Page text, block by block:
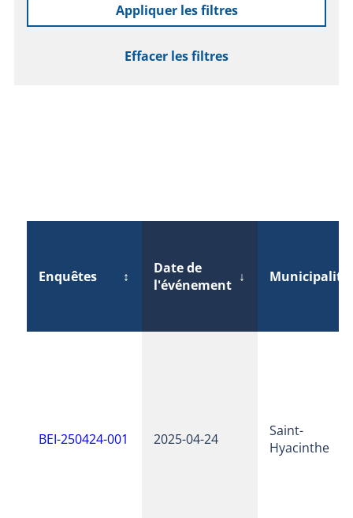
Appliquer les filtres
Effacer les filtres
Enquêtes ↕
Date de
l'événement ↓ Municipalité
BEI-250424-001 2025-04-24
Saint-
Hyacinthe